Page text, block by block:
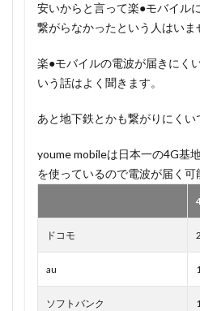
安いからと言って楽●モバイル
繋がらなかったという人はいま
楽●モバイルの電波が届きにく
いう話はよく聞きます。
あと地下鉄とかも繋がりにくい
youme mobileは日本一の4G基
を使っているので電波が届く可
ドコモ
au
ソフトバンク